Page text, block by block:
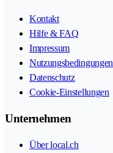
Kontakt
Hilfe & FAQ
Impressum
Nutzungsbedingungen
Datenschutz
Cookie-Einstellungen
Unternehmen
Über local.ch